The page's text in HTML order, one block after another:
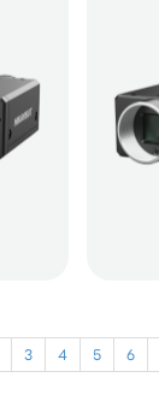
3 4 5 6